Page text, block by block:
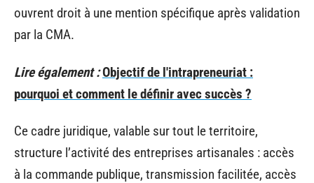
ouvrent droit à une mention spécifique après validation
par la CMA.
Lire également :Objectif de l'intrapreneuriat :
pourquoi et comment le définir avec succès ?
Ce cadre juridique, valable sur tout le territoire,
structure l’activité des entreprises artisanales : accès
à la commande publique, transmission facilitée, accès